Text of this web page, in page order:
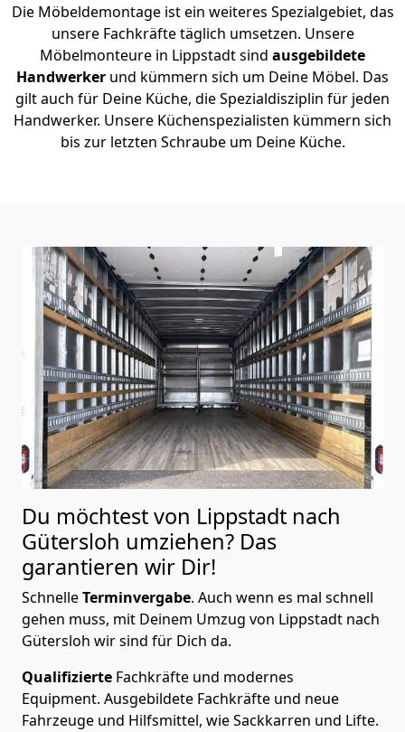
Die Möbeldemontage ist ein weiteres Spezialgebiet, das
unsere Fachkräfte täglich umsetzen. Unsere
Möbelmonteure in Lippstadt sind ausgebildete
Handwerker und kümmern sich um Deine Möbel. Das
gilt auch für Deine Küche, die Spezialdisziplin für jeden
Handwerker. Unsere Küchenspezialisten kümmern sich
bis zur letzten Schraube um Deine Küche.
Du möchtest von Lippstadt nach
Gütersloh umziehen? Das
garantieren wir Dir!
SchnelleTerminvergabe. Auch wenn es mal schnell
gehen muss, mit Deinem Umzug von Lippstadt nach
Gütersloh wir sind für Dich da.
Qualifizierte Fachkräfte und modernes
Equipment. Ausgebildete Fachkräfte und neue
Fahrzeuge und Hilfsmittel, wie Sackkarren und Lifte.